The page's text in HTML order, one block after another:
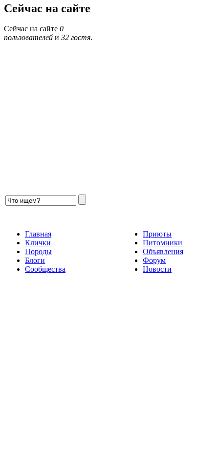
Сейчас на сайте
Сейчас на сайте 0
пользователей и 32 гостя.
Главная
Клички
Породы
Блоги
Сообщества
Приюты
Питомники
Объявления
Форум
Новости